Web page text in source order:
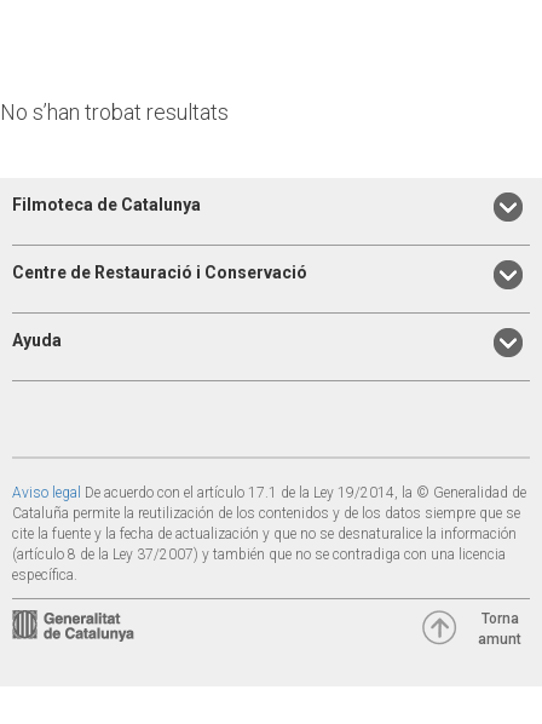
No s’han trobat resultats
Filmoteca de Catalunya
Centre de Restauració i Conservació
Ayuda
Aviso legal De acuerdo con el artículo 17.1 de la Ley 19/2014, la © Generalidad de
Cataluña permite la reutilización de los contenidos y de los datos siempre que se
cite la fuente y la fecha de actualización y que no se desnaturalice la información
(artículo 8 de la Ley 37/2007) y también que no se contradiga con una licencia
específica.
Torna
amunt